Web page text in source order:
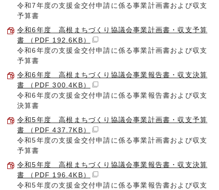
令和7年度の支援金交付申請に係る事業計画書および収支
予算書
令和6年度 高根まちづくり協議会事業計画書・収支予算
書 （PDF 192.6KB）
令和6年度の支援金交付申請に係る事業計画書および収支
予算書
令和6年度 高根まちづくり協議会事業報告書・収支決算
書 （PDF 300.4KB）
令和6年度の支援金交付申請に係る事業報告書および収支
決算書
令和5年度 高根まちづくり協議会事業計画書・収支予算
書 （PDF 437.7KB）
令和5年度の支援金交付申請に係る事業計画書および収支
予算書
令和5年度 高根まちづくり協議会事業報告書・収支決算
書 （PDF 196.4KB）
令和5年度の支援金交付申請に係る事業報告書および収支